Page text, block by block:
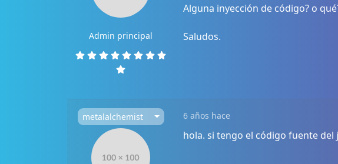
Admin principal
Alguna inyección de código? o
Saludos.
metalalchemist 6 años hace
hola. si tengo el código fuente